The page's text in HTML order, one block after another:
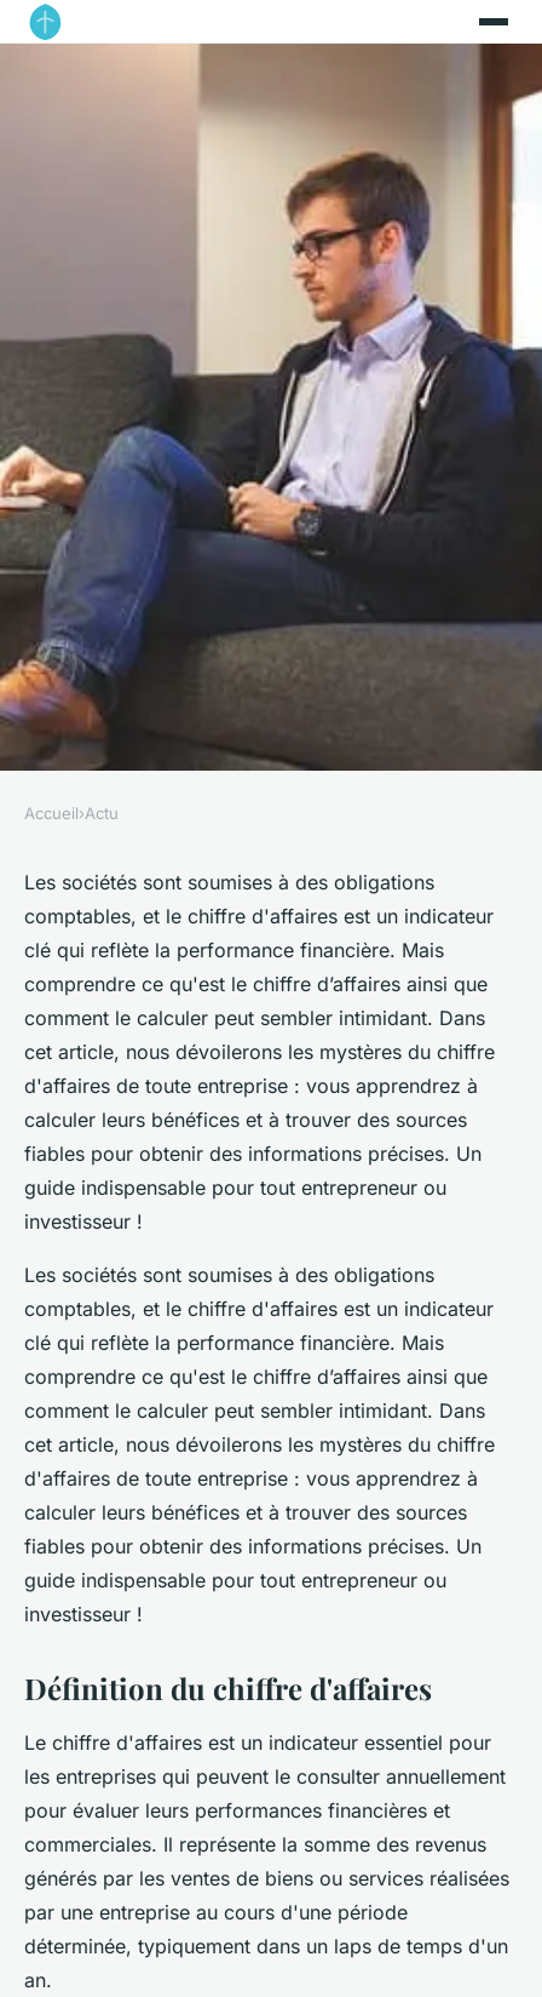
Comprendre le chiffre
d'affaires des entreprises :
calculer et amasser des
sources fiables
clarice •22 mars 2023•3 min de lecture
Accueil›Actu
Les sociétés sont soumises à des obligations
comptables, et le chiffre d'affaires est un indicateur
clé qui reflète la performance financière. Mais
comprendre ce qu'est le chiffre d’affaires ainsi que
comment le calculer peut sembler intimidant. Dans
cet article, nous dévoilerons les mystères du chiffre
d'affaires de toute entreprise : vous apprendrez à
calculer leurs bénéfices et à trouver des sources
fiables pour obtenir des informations précises. Un
guide indispensable pour tout entrepreneur ou
investisseur !
Les sociétés sont soumises à des obligations
comptables, et le chiffre d'affaires est un indicateur
clé qui reflète la performance financière. Mais
comprendre ce qu'est le chiffre d’affaires ainsi que
comment le calculer peut sembler intimidant. Dans
cet article, nous dévoilerons les mystères du chiffre
d'affaires de toute entreprise : vous apprendrez à
calculer leurs bénéfices et à trouver des sources
fiables pour obtenir des informations précises. Un
guide indispensable pour tout entrepreneur ou
investisseur !
Définition du chiffre d'affaires
Le chiffre d'affaires est un indicateur essentiel pour
les entreprises qui peuvent le consulter annuellement
pour évaluer leurs performances financières et
commerciales. Il représente la somme des revenus
générés par les ventes de biens ou services réalisées
par une entreprise au cours d'une période
déterminée, typiquement dans un laps de temps d'un
an.